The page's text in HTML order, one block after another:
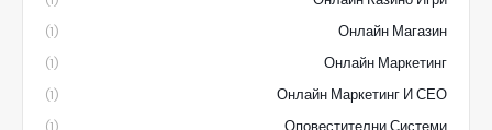
Онлайн Магазин
(1)
Онлайн Маркетинг
(1)
Онлайн Маркетинг И СЕО
(1)